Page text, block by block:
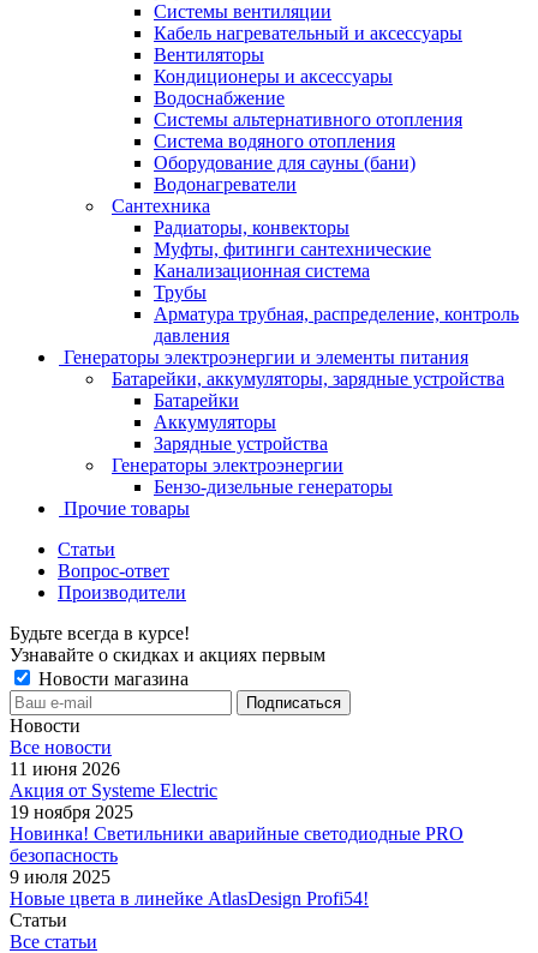
Системы вентиляции
Кабель нагревательный и аксессуары
Вентиляторы
Кондиционеры и аксессуары
Водоснабжение
Системы альтернативного отопления
Система водяного отопления
Оборудование для сауны (бани)
Водонагреватели
Сантехника
Радиаторы, конвекторы
Муфты, фитинги сантехнические
Канализационная система
Трубы
Арматура трубная, распределение, контроль
давления
Генераторы электроэнергии и элементы питания
Батарейки, аккумуляторы, зарядные устройства
Батарейки
Аккумуляторы
Зарядные устройства
Генераторы электроэнергии
Бензо-дизельные генераторы
Прочие товары
Статьи
Вопрос-ответ
Производители
Будьте всегда в курсе!
Узнавайте о скидках и акциях первым
Новости магазина
Новости
Все новости
11 июня 2026
Акция от Systeme Electric
19 ноября 2025
Новинка! Светильники аварийные светодиодные PRO
безопасность
9 июля 2025
Новые цвета в линейке AtlasDesign Profi54!
Статьи
Все статьи